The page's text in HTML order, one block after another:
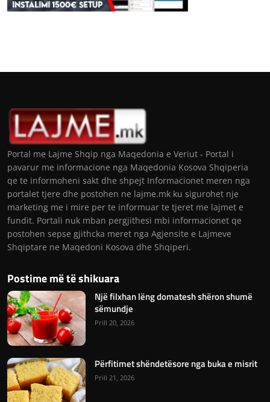
Portal me Lajme Shqip nga Maqedonia e Veriut - Portal i
pavarur me informacione nga Maqedonia Kosova Shqiperia
qe te informoheni sakt dhe shpejt Informacionet meren nga
portalet tjere dhe postohen ne lajme.mk ku sigurohet nje
marketing me i mire per te informuar te tjeret me lajmet e
fundit. Portali nuk mban pergjithesi mbi informacionet qe
postohen sepse gjithcka meret nga Agjensite e Lajmeve
Shqiptare ne Maqedoni Kosova dhe Shqiperi.
Postime më të shikuara
Një filxhan lëng domatesh shëron shumë
sëmundje
Prill 20, 2026
Përfitimet shëndetësore nga buka e misrit
Prill 21, 2026